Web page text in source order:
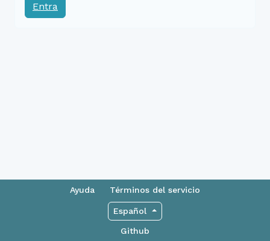
Entra
Ayuda Términos del servicio
Español
Github